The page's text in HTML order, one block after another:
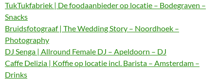
TukTukfabriek | De foodaanbieder op locatie – Bodegraven –
Snacks
Bruidsfotograaf | The Wedding Story – Noordhoek –
Photography
DJ Senga | Allround Female DJ – Apeldoorn – DJ
Caffe Delizia | Koffie op locatie incl. Barista – Amsterdam –
Drinks